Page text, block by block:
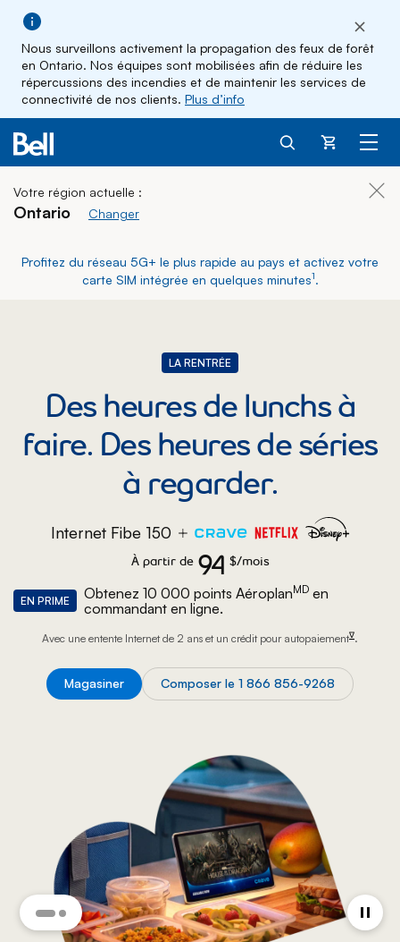
Nous surveillons activement la propagation des feux de forêt
en Ontario. Nos équipes sont mobilisées afin de réduire les
répercussions des incendies et de maintenir les services de
connectivité de nos clients. Plus d’info
Panier
Votre région actuelle :
Ontario ChangerChanger votre région actuelle
Profitez du réseau 5G+ le plus rapide au pays et activez votre
carte SIM intégrée en quelques minutesfootnote
1.
LA RENTRÉE
Des heures de lunchs à
faire. Des heures de séries
à regarder.
Internet Fibe 150
94 dollars par mois.
À partir de 94 $/mois
EN PRIME Obtenez 10 000 points AéroplanMD en
commandant en ligne.
Avec une entente Internet de 2 ans et un crédit pour autopaiementfootnote
∇.
Magasiner Composer le 1 866 856-9268